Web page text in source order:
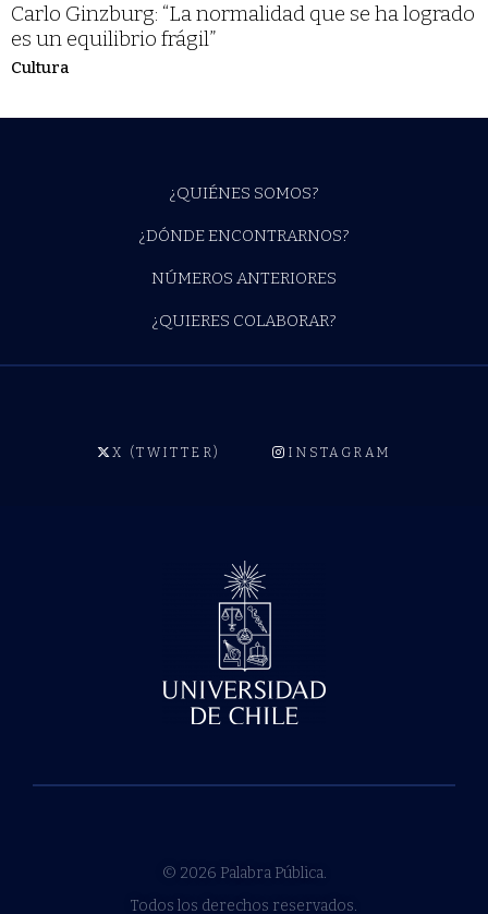
Carlo Ginzburg: “La normalidad que se ha logrado
es un equilibrio frágil”
Cultura
¿QUIÉNES SOMOS?
¿DÓNDE ENCONTRARNOS?
NÚMEROS ANTERIORES
¿QUIERES COLABORAR?
X (TWITTER) INSTAGRAM
© 2026 Palabra Pública.
Todos los derechos reservados.